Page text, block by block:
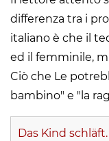
differenza tra i
italiano è che il
ed il femminile,
Ciò che Le
bambino" e "la
Das Kind schläft.